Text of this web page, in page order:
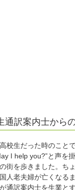
訳案内士から
校生だった時のこと
I help you?”と声を
街を歩きました。ち
人老夫婦が亡くなる
通訳案内士を生業と